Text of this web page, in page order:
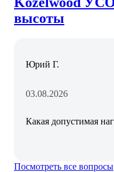
высоты
Юрий Г.
03.08.2026
Какая допустимая
Посмотреть все вопросы